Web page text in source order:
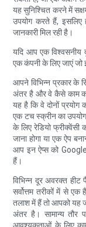
यह सुनिश्चित करने में
उपयोग करते हैं,
जानकारी मिल रही है।
यदि आप एक विश्वसनीय
एक कंपनी के लिए जाएं जो
आपने विभिन्न प्रकार के
अंतर है और वे कैसे काम
यह है कि वे दोनों प्रयोग
एक टच स्क्रीन का
के लिए रेडियो फ्रीक्वेंसी
जाना होगा या एक ऐप
आप इन ऐप्स को
हैं।
विभिन्न दूर अवरक्त
सर्वोत्तम तरीकों में से
तलाश में हैं तो आपको यह
अंतर है। सामान्य तौर